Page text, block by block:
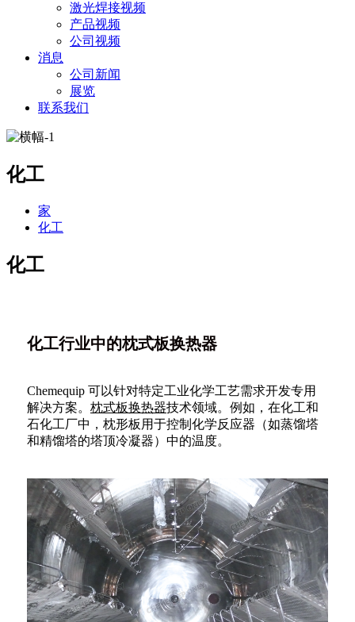
激光焊接视频
产品视频
公司视频
消息
公司新闻
展览
联系我们
化工
家
化工
化工
化工行业中的枕式板换热器
Chemequip 可以针对特定工业化学工艺需求开发专用
解决方案。 枕式板换热器技术领域。例如，在化工和
石化工厂中，枕形板用于控制化学反应器（如蒸馏塔
和精馏塔的塔顶冷凝器）中的温度。